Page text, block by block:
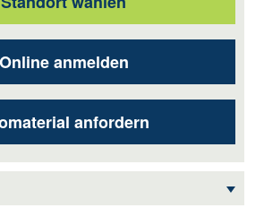
Online anmelden
anfordern